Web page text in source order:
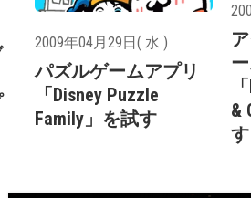
2009年04月29日( 水 )
パズルゲームアプリ
「Disney Puzzle
Family」を試す
&
す